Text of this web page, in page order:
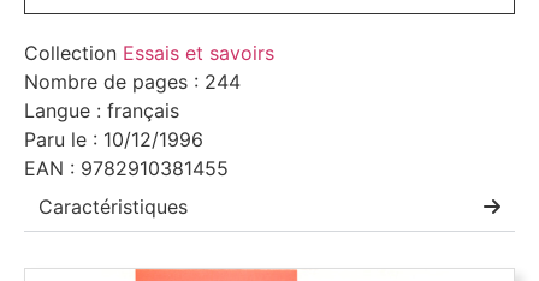
Collection Essais et savoirs
Nombre de pages : 244
Langue : français
Paru le : 10/12/1996
EAN : 9782910381455
Caractéristiques